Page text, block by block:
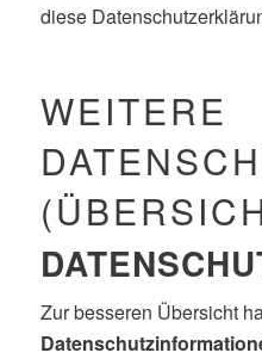
diese
WEITERE
Zur besseren Übersicht